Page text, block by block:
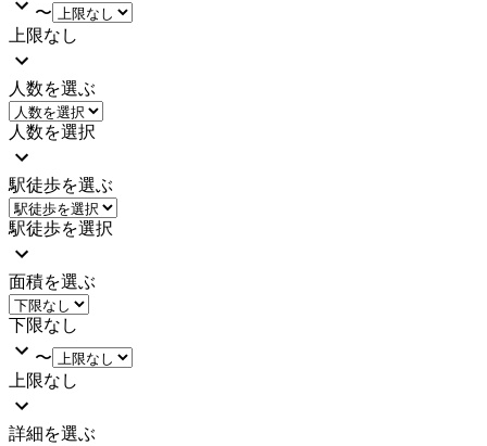
〜
上限なし
人数を選ぶ
人数を選択
駅徒歩を選ぶ
駅徒歩を選択
面積を選ぶ
下限なし
〜
上限なし
詳細を選ぶ